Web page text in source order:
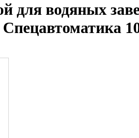
для водяных
Спецавтоматика